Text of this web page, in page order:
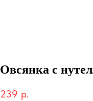
Овсянка с
239 р.